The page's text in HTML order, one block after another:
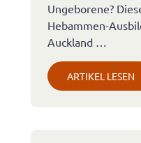
Ungeborene?
Hebammen-
Auckland …
ARTIKEL LESEN